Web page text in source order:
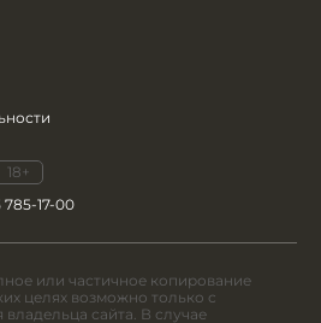
18+
785-17-00
или частичное копирование
целях возможно только с
сайта. В случае